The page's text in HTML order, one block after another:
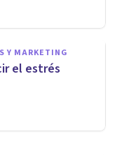
Y MARKETING
el estrés
Y MARKETING
¿en
sus